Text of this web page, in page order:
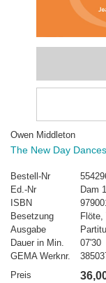
Owen Middleton
The New Day Dances
Bestell-Nr
Ed.-Nr
Dam
ISBN
Besetzung
Ausgabe
Dauer in Min.
07'30
GEMA Werknr.
Preis